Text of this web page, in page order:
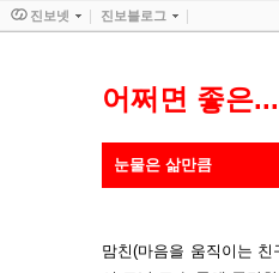
어쩌면 좋은
눈물은 삶만큼
맘친(마음을 움직이는
진보넷 진보블로그